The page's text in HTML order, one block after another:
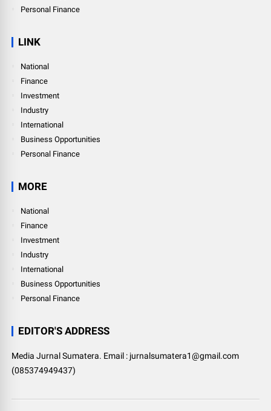
Personal Finance
LINK
National
Finance
Investment
Industry
International
Business Opportunities
Personal Finance
MORE
National
Finance
Investment
Industry
International
Business Opportunities
Personal Finance
EDITOR'S ADDRESS
Media Jurnal Sumatera. Email : jurnalsumatera1@gmail.com
(085374949437)